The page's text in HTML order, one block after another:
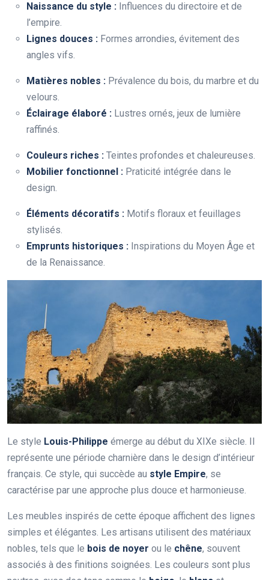
Naissance du style : Influences du directoire et de
l’empire.
Lignes douces : Formes arrondies, évitement des
angles vifs.
Matières nobles : Prévalence du bois, du marbre et du
velours.
Éclairage élaboré : Lustres ornés, jeux de lumière
raffinés.
Couleurs riches : Teintes profondes et chaleureuses.
Mobilier fonctionnel : Praticité intégrée dans le
design.
Éléments décoratifs : Motifs floraux et feuillages
stylisés.
Emprunts historiques : Inspirations du Moyen Âge et
de la Renaissance.
Le style Louis-Philippe émerge au début du XIXe siècle. Il
représente une période charnière dans le design d’intérieur
français. Ce style, qui succède au style Empire, se
caractérise par une approche plus douce et harmonieuse.
Les meubles inspirés de cette époque affichent des lignes
simples et élégantes. Les artisans utilisent des matériaux
nobles, tels que le bois de noyer ou le chêne, souvent
associés à des finitions soignées. Les couleurs sont plus